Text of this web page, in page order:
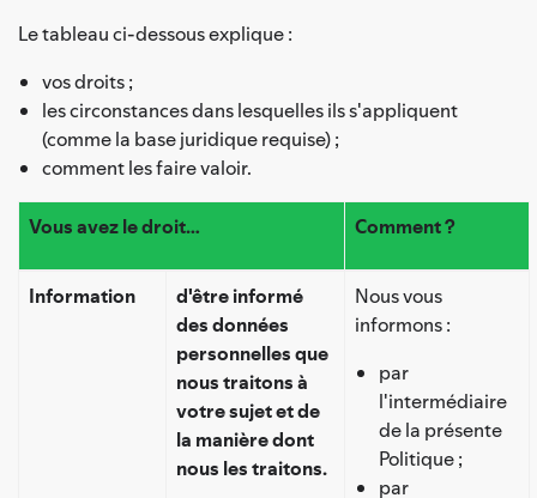
Le tableau ci-dessous explique :
vos droits ;
les circonstances dans lesquelles ils s'appliquent
(comme la base juridique requise) ;
comment les faire valoir.
Vous avez le droit… Comment ?
Information
d'être informé
des données
personnelles que
nous traitons à
votre sujet et de
la manière dont
nous les traitons.
Nous vous
informons :
par
l'intermédiaire
de la présente
Politique ;
par